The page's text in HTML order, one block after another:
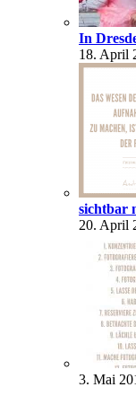
In
18. April
sichtbar
20. April
3. Mai